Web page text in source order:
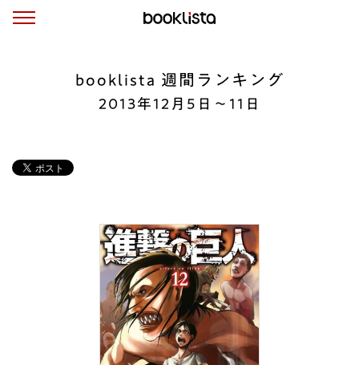
booklista 週間ランキング
2013年12月5日～11日